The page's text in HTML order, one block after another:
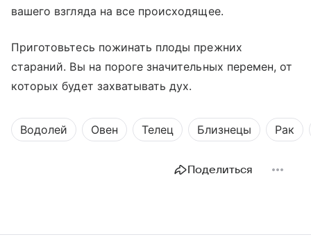
вашего взгляда на все происходящее.
Приготовьтесь пожинать плоды прежних
стараний. Вы на пороге значительных перемен, от
которых будет захватывать дух.
Водолей Овен Телец Близнецы Рак
Поделиться